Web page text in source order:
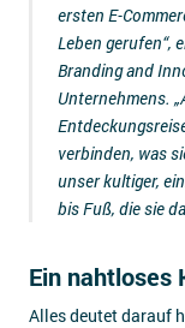
ersten E-
Leben gerufen“,
Branding and
Unternehmens. „
verbinden, was
unser kultiger,
bis Fuß, die sie
Ein nahtloses
Alles deutet darauf